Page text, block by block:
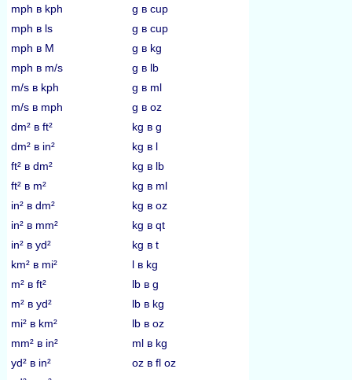
mph в kph
mph в ls
mph в M
mph в m/s
m/s в kph
m/s в mph
dm² в ft²
dm² в in²
ft² в dm²
ft² в m²
in² в dm²
in² в mm²
in² в yd²
km² в mi²
m² в ft²
m² в yd²
mi² в km²
mm² в in²
yd² в in²
g в cup
g в cup
g в kg
g в lb
g в ml
g в oz
kg в g
kg в l
kg в lb
kg в ml
kg в oz
kg в qt
kg в t
l в kg
lb в g
lb в kg
lb в oz
ml в kg
oz в fl oz